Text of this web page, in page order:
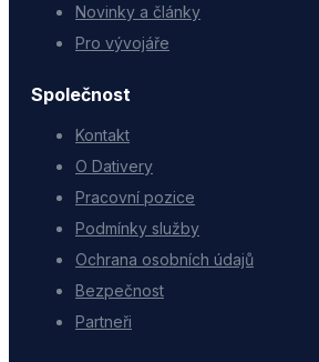
Novinky a články
Pro vývojáře
Společnost
Kontakt
O Dativery
Pracovní pozice
Podmínky služby
Ochrana osobních údajů
Bezpečnost
Partneři